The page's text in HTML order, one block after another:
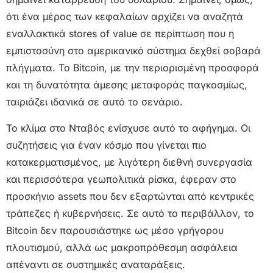
ότι ένα μέρος των κεφαλαίων αρχίζει να αναζητά
εναλλακτικά stores of value σε περίπτωση που η
εμπιστοσύνη στο αμερικανικό σύστημα δεχθεί σοβαρά
πλήγματα. Το Bitcoin, με την περιορισμένη προσφορά
και τη δυνατότητα άμεσης μεταφοράς παγκοσμίως,
ταιριάζει ιδανικά σε αυτό το σενάριο.
Το κλίμα στο Νταβός ενίσχυσε αυτό το αφήγημα. Οι
συζητήσεις για έναν κόσμο που γίνεται πιο
κατακερματισμένος, με λιγότερη διεθνή συνεργασία
και περισσότερα γεωπολιτικά ρίσκα, έφεραν στο
προσκήνιο assets που δεν εξαρτώνται από κεντρικές
τράπεζες ή κυβερνήσεις. Σε αυτό το περιβάλλον, το
Bitcoin δεν παρουσιάστηκε ως μέσο γρήγορου
πλουτισμού, αλλά ως μακροπρόθεσμη ασφάλεια
απέναντι σε συστημικές αναταράξεις.